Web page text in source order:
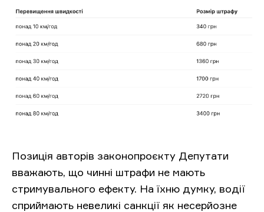
Позиція авторів законопроєкту Депутати
вважають, що чинні штрафи не мають
стримувального ефекту. На їхню думку, водії
сприймають невеликі санкції як несерйозне